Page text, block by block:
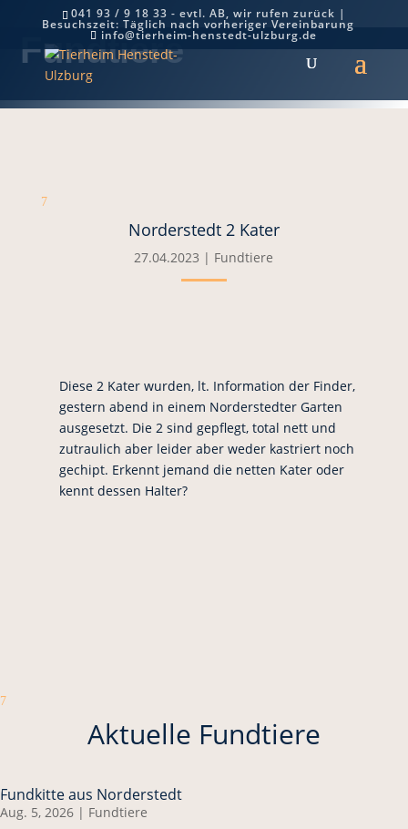
041 93 / 9 18 33 - evtl. AB, wir rufen zurück |
Besuchszeit: Täglich nach vorheriger Vereinbarung
info@tierheim-henstedt-ulzburg.de
Fundtiere
7
Norderstedt 2 Kater
27.04.2023 | Fundtiere
Diese 2 Kater wurden, lt. Information der Finder,
gestern abend in einem Norderstedter Garten
ausgesetzt. Die 2 sind gepflegt, total nett und
zutraulich aber leider aber weder kastriert noch
gechipt. Erkennt jemand die netten Kater oder
kennt dessen Halter?
7
Aktuelle Fundtiere
Fundkitte aus Norderstedt
Aug. 5, 2026 | Fundtiere